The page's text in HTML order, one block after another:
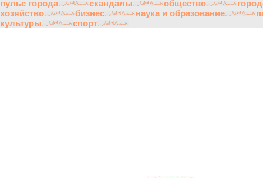
пульс города скандалы общество
хозяйство
бизнес наука и образование
культуры
спорт